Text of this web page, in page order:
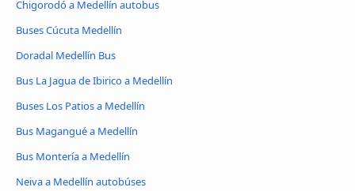
Chigorodó a Medellín autobus
Buses Cúcuta Medellín
Doradal Medellín Bus
Bus La Jagua de Ibirico a Medellín
Buses Los Patios a Medellín
Bus Magangué a Medellín
Bus Montería a Medellín
Neiva a Medellín autobúses